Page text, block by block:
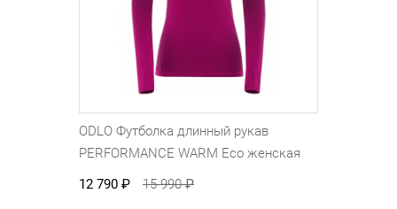
ODLO Футболка длинный рукав
PERFORMANCE WARM Eco женская
12 790 ₽ 15 990₽